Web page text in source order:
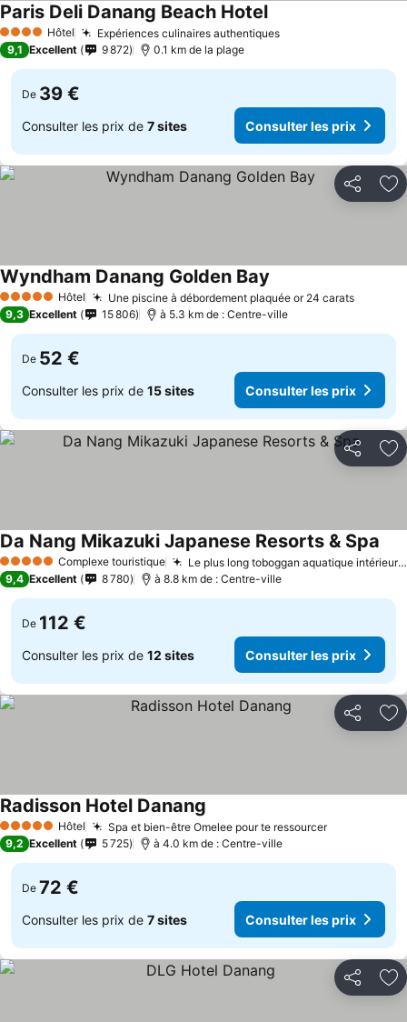
4 Étoiles Hôtel Expériences culinaires authentiquesConsulter les prix
Paris Deli Danang Beach HotelConsulter les prix
9,1 Excellent 9 872 0.1 km de la plage
De 39 €
Consulter les prix de 7 sites Consulter les prix
Partager
5 Étoiles Hôtel Une piscine à débordement plaquée or 24 carats
Wyndham Danang Golden Bay
9,3 Excellent 15 806 à 5.3 km de : Centre-ville
De 52 €
Consulter les prix de 15 sites Consulter les prix
Partager
5 Étoiles Complexe touristique Le plus long toboggan aquatique intérieur du Vietnam
Da Nang Mikazuki Japanese Resorts & Spa
9,4 Excellent 8 780 à 8.8 km de : Centre-ville
De 112 €
Consulter les prix de 12 sites Consulter les prix
Partager
5 Étoiles Hôtel Spa et bien-être Omelee pour te ressourcerConsulter
Radisson Hotel Danang
9,2 Excellent 5 725 à 4.0 km de : Centre-ville
De 72 €
Consulter les prix de 7 sites Consulter les prix
Partager